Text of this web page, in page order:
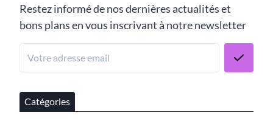
Restez informé de nos dernières actualités et
bons plans en vous inscrivant à notre newsletter
Catégories